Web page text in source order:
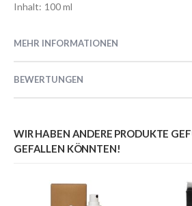
Inhalt: 100 ml
MEHR INFORMATIONEN
BEWERTUNGEN
WIR HABEN ANDERE PRODUKTE
GEFALLEN KÖNNTEN!